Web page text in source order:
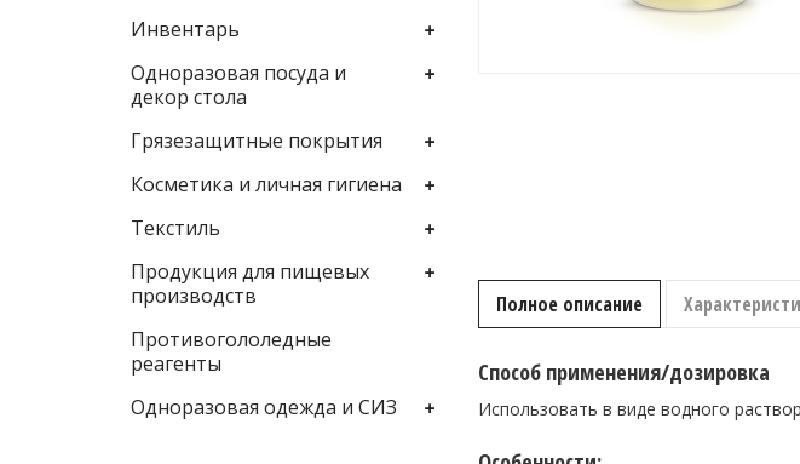
Полное описание
Способ применения/дозировка
Использовать в виде водного
Инвентарь
Одноразовая посуда и
декор стола
Грязезащитные покрытия
Косметика и личная гигиена
Текстиль
Продукция для пищевых
производств
Противогололедные
реагенты
Одноразовая одежда и СИЗ